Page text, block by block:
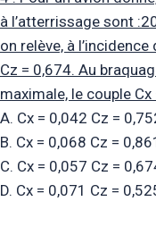
à l’atterrissage sont
on relève, à
Cz = 0,674. Au
maximale, le couple
A. Cx = 0,042 Cz =
B. Cx = 0,068 Cz =
C. Cx = 0,057 Cz =
D. Cx = 0,071 Cz =